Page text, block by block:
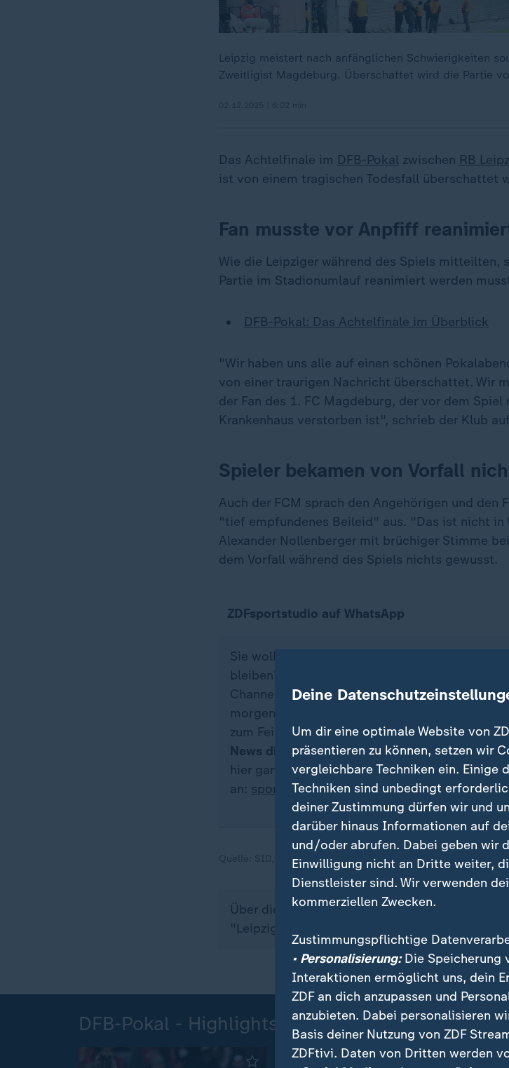
Leipzig meistert nach anfänglichen Schwierigkeiten
Zweitligist Magdeburg. Überschattet wird die Partie
Das Achtelfinale im DFB-Pokal zwischen RB
ist von einem tragischen Todesfall überschattet
Fan musste vor Anpfiff
Wie die Leipziger während des Spiels mitteilten,
Partie im Stadionumlauf reanimiert werden
DFB-Pokal: Das Achtelfinale im Überblick
"Wir haben uns alle auf einen schönen
von einer traurigen Nachricht überschattet. Wir
der Fan des 1. FC Magdeburg, der vor dem
Krankenhaus verstorben ist", schrieb der Klub
Spieler bekamen von Vorfall
Auch der FCM sprach den Angehörigen und den
"tief empfundenes Beileid" aus. "Das ist nicht in
Alexander Nollenberger mit brüchiger Stimme
dem Vorfall während des Spiels nichts gewusst.
ZDFsportstudio auf WhatsApp
Sie wollen über Sport stets auf dem Laufenden
bleiben? Dann ist unser sportstudio-WhatsApp-
Channel genau das Richtige für Sie. Egal ob
morgens zum Kaffee, mittags zum Lunch oder
zum Feierabend - erhalten Siedie wichtigsten
News direkt auf Ihr Smartphone. Melden Sie
hier ganz einfach für unseren WhatsApp-
an: sportstudio-WhatsApp-Channel.
SID, dpa
Über dieses Thema berichtete ZDFsportstudio
"Leipzig erledigt Pflichtaufgabe gegen FCM"
DFB-Pokal - Highlights
Deine
Um dir eine optimale Website von
präsentieren zu können, setzen wir
vergleichbare Techniken ein. Einige
Techniken sind unbedingt
deiner Zustimmung dürfen wir und
darüber hinaus Informationen auf
und/oder abrufen. Dabei geben wir
Einwilligung nicht an Dritte weiter,
Dienstleister sind. Wir verwenden
kommerziellen Zwecken.
Zustimmungspflichtige
• Personalisierung:Die Speicherung
Interaktionen ermöglicht uns, dein
ZDF an dich anzupassen und
anzubieten. Dabei personalisieren
Basis deiner Nutzung von ZDF
ZDFtivi. Daten von Dritten werden